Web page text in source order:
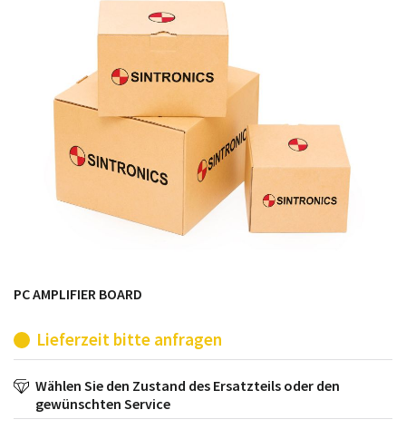
möglich. SINTRONICS ist dann ihr Partner, der
entweder die alten Baugruppen technisch hochwertig
repariert oder ihnen die abgekündigten Baugruppen
aus dem eigenen Lager ersetzt.
PC AMPLIFIER BOARD
Lieferzeit bitte anfragen
Wählen Sie den Zustand des Ersatzteils oder den
gewünschten Service